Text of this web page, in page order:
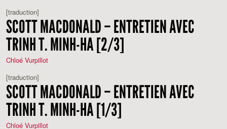
[traduction]
SCOTT MACDONALD – ENTRETIEN AVEC
TRINH T. MINH-HA [2/3]
Chloé Vurpillot
[traduction]
SCOTT MACDONALD – ENTRETIEN AVEC
TRINH T. MINH-HA [1/3]
Chloé Vurpillot